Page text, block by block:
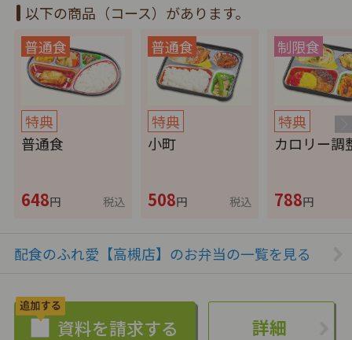
以下の商品（コース）があります。
特典
普通食
648円 税込
特典
小町
508円 税込
特典
カロリー調
788円
配食のふれ愛【高槻店】のお弁当の一覧を見る
詳細